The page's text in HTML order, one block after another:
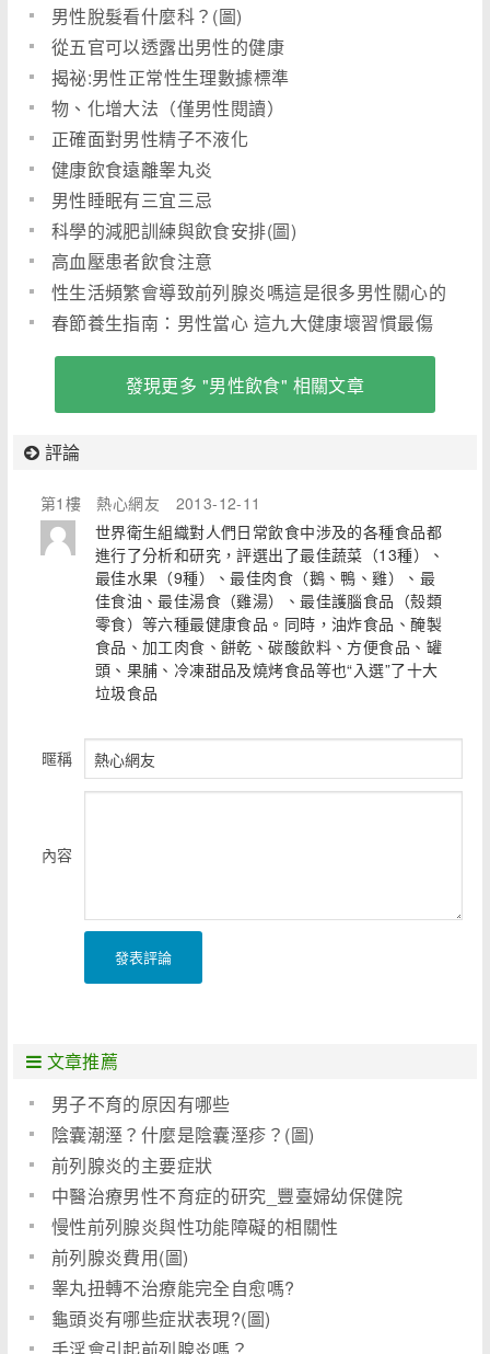
男性脫髮看什麼科？(圖)
從五官可以透露出男性的健康
揭祕:男性正常性生理數據標準
物、化增大法（僅男性閱讀）
正確面對男性精子不液化
健康飲食遠離睾丸炎
男性睡眠有三宜三忌
科學的減肥訓練與飲食安排(圖)
高血壓患者飲食注意
性生活頻繁會導致前列腺炎嗎這是很多男性關心的
問題春節養生指南：男性當心 這九大健康壞習慣最傷
發現更多 "男性飲食" 相關文章
評論
第1樓 熱心網友
2013-12-11
世界衛生組織對人們日常飲食中涉及的各種食品都
進行了分析和研究，評選出了最佳蔬菜（13種）、
最佳水果（9種）、最佳肉食（鵝、鴨、雞）、最
佳食油、最佳湯食（雞湯）、最佳護腦食品（殼類
零食）等六種最健康食品。同時，油炸食品、醃製
食品、加工肉食、餅乾、碳酸飲料、方便食品、罐
頭、果脯、冷凍甜品及燒烤食品等也“入選”了十大
垃圾食品
暱稱
內容
發表評論
文章推薦
男子不育的原因有哪些
陰囊潮溼？什麼是陰囊溼疹？(圖)
前列腺炎的主要症狀
中醫治療男性不育症的研究_豐臺婦幼保健院
慢性前列腺炎與性功能障礙的相關性
前列腺炎費用(圖)
睾丸扭轉不治療能完全自愈嗎?
龜頭炎有哪些症狀表現?(圖)